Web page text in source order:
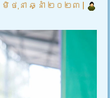
មិថុនា ឆ្នាំ ២០២៣